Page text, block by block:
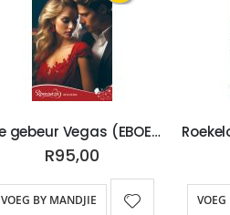
Toe gebeur Vegas (EBOEK)
R95,00
VOEG BY MANDJIE